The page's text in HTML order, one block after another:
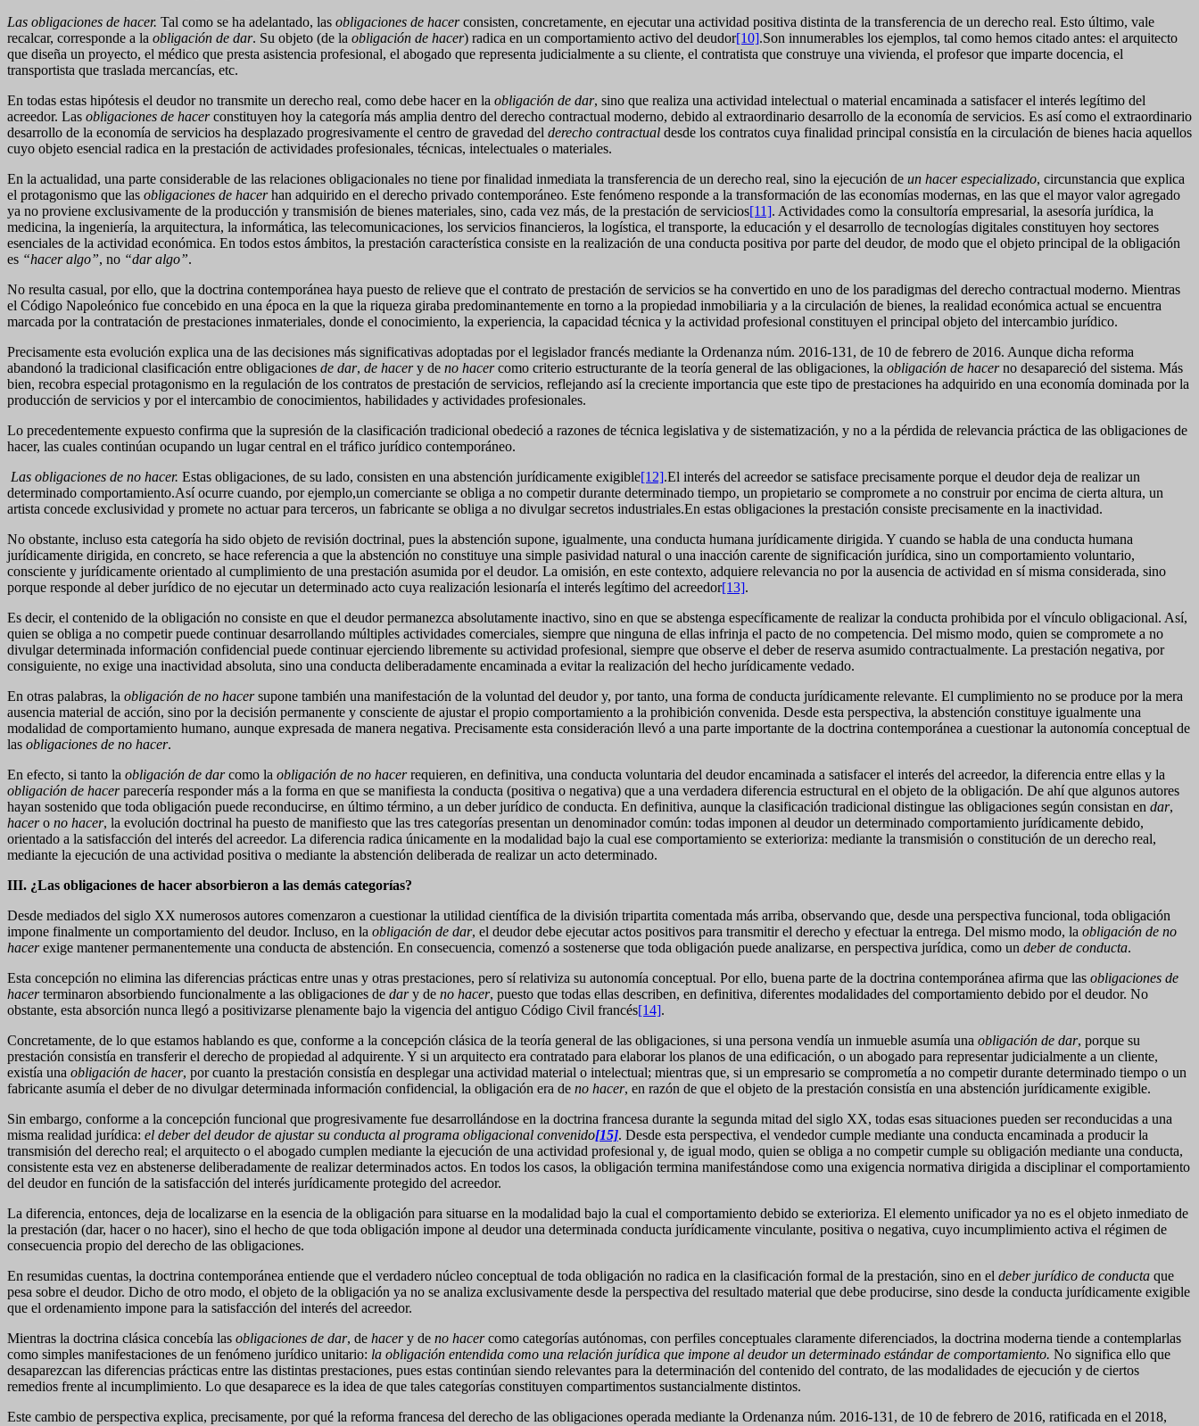
Las obligaciones de hacer. Tal como se ha adelantado, las obligaciones de hacerconsisten, concretamente, en ejecutar una actividad positiva distinta de la transferencia de un derecho real. Esto último, vale
recalcar, corresponde a la obligación de dar. Su objeto (de la obligación de hacer) radica en un comportamiento activo del deudor[10].Son innumerables los ejemplos, tal como hemos citado antes: el arquitecto
que diseña un proyecto, el médico que presta asistencia profesional, el abogado que representa judicialmente a su cliente, el contratista que construye una vivienda, el profesor que imparte docencia, el
transportista que traslada mercancías, etc.
En todas estas hipótesis el deudor no transmite un derecho real, como debe hacer en la obligación de dar, sino que realiza una actividad intelectual o material encaminada a satisfacer el interés legítimo del
acreedor. Las obligaciones de hacerconstituyen hoy la categoría más amplia dentro del derecho contractual moderno, debido al extraordinario desarrollo de la economía de servicios. Es así como el extraordinario
desarrollo de la economía de servicios ha desplazado progresivamente el centro de gravedad del derecho contractual desde los contratos cuya finalidad principal consistía en la circulación de bienes hacia aquellos
cuyo objeto esencial radica en la prestación de actividades profesionales, técnicas, intelectuales o materiales.
En la actualidad, una parte considerable de las relaciones obligacionales no tiene por finalidad inmediata la transferencia de un derecho real, sino la ejecución de un hacer especializado, circunstancia que explica
el protagonismo que las obligaciones de hacerhan adquirido en el derecho privado contemporáneo. Este fenómeno responde a la transformación de las economías modernas, en las que el mayor valor agregado
ya no proviene exclusivamente de la producción y transmisión de bienes materiales, sino, cada vez más, de la prestación de servicios[11]. Actividades como la consultoría empresarial, la asesoría jurídica, la
medicina, la ingeniería, la arquitectura, la informática, las telecomunicaciones, los servicios financieros, la logística, el transporte, la educación y el desarrollo de tecnologías digitales constituyen hoy sectores
esenciales de la actividad económica. En todos estos ámbitos, la prestación característica consiste en la realización de una conducta positiva por parte del deudor, de modo que el objeto principal de la obligación
es “hacer algo”, no “dar algo”.
No resulta casual, por ello, que la doctrina contemporánea haya puesto de relieve que el contrato de prestación de servicios se ha convertido en uno de los paradigmas del derecho contractual moderno. Mientras
el Código Napoleónico fue concebido en una época en la que la riqueza giraba predominantemente en torno a la propiedad inmobiliaria y a la circulación de bienes, la realidad económica actual se encuentra
marcada por la contratación de prestaciones inmateriales, donde el conocimiento, la experiencia, la capacidad técnica y la actividad profesional constituyen el principal objeto del intercambio jurídico.
Precisamente esta evolución explica una de las decisiones más significativas adoptadas por el legislador francés mediante la Ordenanza núm. 2016-131, de 10 de febrero de 2016. Aunque dicha reforma
abandonó la tradicional clasificación entre obligaciones de dar, de hacery de no hacercomo criterio estructurante de la teoría general de las obligaciones, la obligación de hacerno desapareció del sistema. Más
bien, recobra especial protagonismo en la regulación de los contratos de prestación de servicios, reflejando así la creciente importancia que este tipo de prestaciones ha adquirido en una economía dominada por la
producción de servicios y por el intercambio de conocimientos, habilidades y actividades profesionales.
Lo precedentemente expuesto confirma que la supresión de la clasificación tradicional obedeció a razones de técnica legislativa y de sistematización, y no a la pérdida de relevancia práctica de las obligaciones de
hacer, las cuales continúan ocupando un lugar central en el tráfico jurídico contemporáneo.
Las obligaciones de no hacer. Estas obligaciones, de su lado, consisten en una abstención jurídicamente exigible[12].El interés del acreedor se satisface precisamente porque el deudor deja de realizar un
determinado comportamiento.Así ocurre cuando, por ejemplo,un comerciante se obliga a no competir durante determinado tiempo, un propietario se compromete a no construir por encima de cierta altura, un
artista concede exclusividad y promete no actuar para terceros, un fabricante se obliga a no divulgar secretos industriales.En estas obligaciones la prestación consiste precisamente en la inactividad.
No obstante, incluso esta categoría ha sido objeto de revisión doctrinal, pues la abstención supone, igualmente, una conducta humana jurídicamente dirigida. Y cuando se habla de una conducta humana
jurídicamente dirigida, en concreto, se hace referencia a que la abstención no constituye una simple pasividad natural o una inacción carente de significación jurídica, sino un comportamiento voluntario,
consciente y jurídicamente orientado al cumplimiento de una prestación asumida por el deudor. La omisión, en este contexto, adquiere relevancia no por la ausencia de actividad en sí misma considerada, sino
porque responde al deber jurídico de no ejecutar un determinado acto cuya realización lesionaría el interés legítimo del acreedor[13].
Es decir, el contenido de la obligación no consiste en que el deudor permanezca absolutamente inactivo, sino en que se abstenga específicamente de realizar la conducta prohibida por el vínculo obligacional. Así,
quien se obliga a no competir puede continuar desarrollando múltiples actividades comerciales, siempre que ninguna de ellas infrinja el pacto de no competencia. Del mismo modo, quien se compromete a no
divulgar determinada información confidencial puede continuar ejerciendo libremente su actividad profesional, siempre que observe el deber de reserva asumido contractualmente. La prestación negativa, por
consiguiente, no exige una inactividad absoluta, sino una conducta deliberadamente encaminada a evitar la realización del hecho jurídicamente vedado.
En otras palabras, la obligación de no hacersupone también una manifestación de la voluntad del deudor y, por tanto, una forma de conducta jurídicamente relevante. El cumplimiento no se produce por la mera
ausencia material de acción, sino por la decisión permanente y consciente de ajustar el propio comportamiento a la prohibición convenida. Desde esta perspectiva, la abstención constituye igualmente una
modalidad de comportamiento humano, aunque expresada de manera negativa. Precisamente esta consideración llevó a una parte importante de la doctrina contemporánea a cuestionar la autonomía conceptual de
las obligaciones de no hacer.
En efecto, si tanto la obligación de darcomo la obligación de no hacerrequieren, en definitiva, una conducta voluntaria del deudor encaminada a satisfacer el interés del acreedor, la diferencia entre ellas y la
obligación de hacerparecería responder más a la forma en que se manifiesta la conducta (positiva o negativa) que a una verdadera diferencia estructural en el objeto de la obligación. De ahí que algunos autores
hayan sostenido que toda obligación puede reconducirse, en último término, a un deber jurídico de conducta. En definitiva, aunque la clasificación tradicional distingue las obligaciones según consistan en dar,
hacero no hacer, la evolución doctrinal ha puesto de manifiesto que las tres categorías presentan un denominador común: todas imponen al deudor un determinado comportamiento jurídicamente debido,
orientado a la satisfacción del interés del acreedor. La diferencia radica únicamente en la modalidad bajo la cual ese comportamiento se exterioriza: mediante la transmisión o constitución de un derecho real,
mediante la ejecución de una actividad positiva o mediante la abstención deliberada de realizar un acto determinado.
III. ¿Las obligaciones de hacer absorbieron a las demás categorías?
Desde mediados del siglo XX numerosos autores comenzaron a cuestionar la utilidad científica de la división tripartita comentada más arriba, observando que, desde una perspectiva funcional, toda obligación
impone finalmente un comportamiento del deudor. Incluso, en la obligación de dar, el deudor debe ejecutar actos positivos para transmitir el derecho y efectuar la entrega. Del mismo modo, la obligación de no
hacerexige mantener permanentemente una conducta de abstención. En consecuencia, comenzó a sostenerse que toda obligación puede analizarse, en perspectiva jurídica, como un deber de conducta.
Esta concepción no elimina las diferencias prácticas entre unas y otras prestaciones, pero sí relativiza su autonomía conceptual. Por ello, buena parte de la doctrina contemporánea afirma que las obligaciones de
hacerterminaron absorbiendo funcionalmente a las obligaciones de dary de no hacer, puesto que todas ellas describen, en definitiva, diferentes modalidades del comportamiento debido por el deudor. No
obstante, esta absorción nunca llegó a positivizarse plenamente bajo la vigencia del antiguo Código Civil francés[14].
Concretamente, de lo que estamos hablando es que, conforme a la concepción clásica de la teoría general de las obligaciones, si una persona vendía un inmueble asumía una obligación de dar, porque su
prestación consistía en transferir el derecho de propiedad al adquirente. Y si un arquitecto era contratado para elaborar los planos de una edificación, o un abogado para representar judicialmente a un cliente,
existía una obligación de hacer, por cuanto la prestación consistía en desplegar una actividad material o intelectual; mientras que, si un empresario se comprometía a no competir durante determinado tiempo o un
fabricante asumía el deber de no divulgar determinada información confidencial, la obligación era de no hacer, en razón de que el objeto de la prestación consistía en una abstención jurídicamente exigible.
Sin embargo, conforme a la concepción funcional que progresivamente fue desarrollándose en la doctrina francesa durante la segunda mitad del siglo XX, todas esas situaciones pueden ser reconducidas a una
misma realidad jurídica: el deber del deudor de ajustar su conducta al programa obligacional convenido[15]. Desde esta perspectiva, el vendedor cumple mediante una conducta encaminada a producir la
transmisión del derecho real; el arquitecto o el abogado cumplen mediante la ejecución de una actividad profesional y, de igual modo, quien se obliga a no competir cumple su obligación mediante una conducta,
consistente esta vez en abstenerse deliberadamente de realizar determinados actos. En todos los casos, la obligación termina manifestándose como una exigencia normativa dirigida a disciplinar el comportamiento
del deudor en función de la satisfacción del interés jurídicamente protegido del acreedor.
La diferencia, entonces, deja de localizarse en la esencia de la obligación para situarse en la modalidad bajo la cual el comportamiento debido se exterioriza. El elemento unificador ya no es el objeto inmediato de
la prestación (dar, hacer o no hacer), sino el hecho de que toda obligación impone al deudor una determinada conducta jurídicamente vinculante, positiva o negativa, cuyo incumplimiento activa el régimen de
consecuencia propio del derecho de las obligaciones.
En resumidas cuentas, la doctrina contemporánea entiende que el verdadero núcleo conceptual de toda obligación no radica en la clasificación formal de la prestación, sino en el deber jurídico de conducta que
pesa sobre el deudor. Dicho de otro modo, el objeto de la obligación ya no se analiza exclusivamente desde la perspectiva del resultado material que debe producirse, sino desde la conducta jurídicamente exigible
que el ordenamiento impone para la satisfacción del interés del acreedor.
Mientras la doctrina clásica concebía las obligaciones de dar, de hacery de no hacercomo categorías autónomas, con perfiles conceptuales claramente diferenciados, la doctrina moderna tiende a contemplarlas
como simples manifestaciones de un fenómeno jurídico unitario: la obligación entendida como una relación jurídica que impone al deudor un determinado estándar de comportamiento. No significa ello que
desaparezcan las diferencias prácticas entre las distintas prestaciones, pues estas continúan siendo relevantes para la determinación del contenido del contrato, de las modalidades de ejecución y de ciertos
remedios frente al incumplimiento. Lo que desaparece es la idea de que tales categorías constituyen compartimentos sustancialmente distintos.
Este cambio de perspectiva explica, precisamente, por qué la reforma francesa del derecho de las obligaciones operada mediante la Ordenanza núm. 2016-131, de 10 de febrero de 2016, ratificada en el 2018,